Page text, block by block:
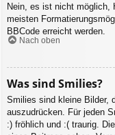
Nein, es ist nicht möglich,
meisten
BBCode erreicht werden.
Nach oben
Was sind Smilies?
Smilies sind kleine Bilder,
auszudrücken. Für jeden
:) fröhlich und :( traurig.